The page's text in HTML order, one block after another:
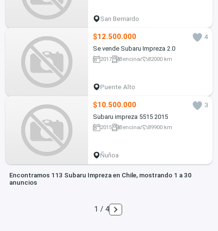
San Bernardo
$12.500.000
4
Se vende Subaru Impreza 2.0
2017 Bencina 82000 km
Puente Alto
$10.500.000
3
Subaru impreza 5515 2015
2015 Bencina 89900 km
Ñuñoa
Encontramos 113 Subaru Impreza en Chile, mostrando 1 a 30
anuncios
1 / 4